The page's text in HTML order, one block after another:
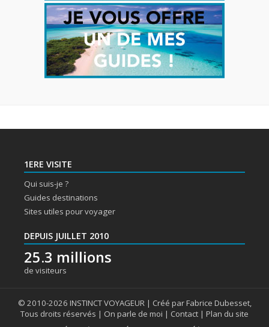
1ERE VISITE
Qui suis-je ?
Guides destinations
Sites utiles pour voyager
DEPUIS JUILLET 2010
25.3 millions
de visiteurs
© 2010-2026 INSTINCT VOYAGEUR | Créé par Fabrice Dubesset,
Tous droits réservés | On parle de moi | Contact | Plan du site